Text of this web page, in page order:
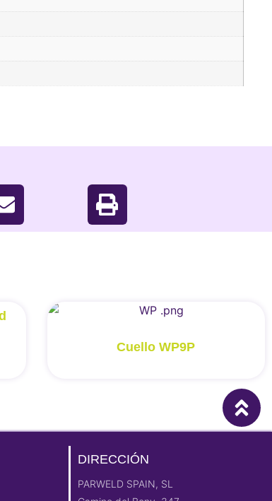
Cuello WP9P
DIRECCIÓN
PARWELD SPAIN, SL